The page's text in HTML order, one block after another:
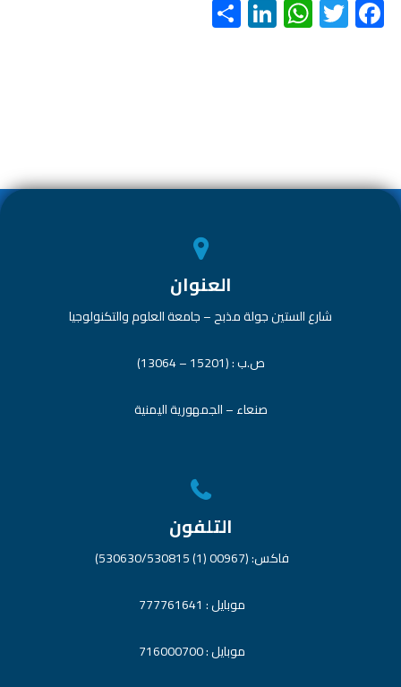
F
ac
T
wi
W
h
p
Li
nk
العنوان
شارع الستين جولة مذبح – جامعة العلوم والتكنولوجيا
ص.ب : (15201 – 13064)
صنعاء – الجمهورية اليمنية
التلفون
فاكس: (00967 (1) 530630/530815)
موبايل : 777761641
موبايل : 716000700